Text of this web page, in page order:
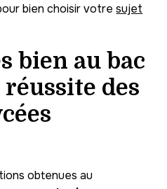
bien choisir votresujet
bien au bac
des
obtenues au